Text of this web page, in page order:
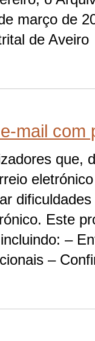
março de
de Aveiro
mail com
que,
Este
–
–